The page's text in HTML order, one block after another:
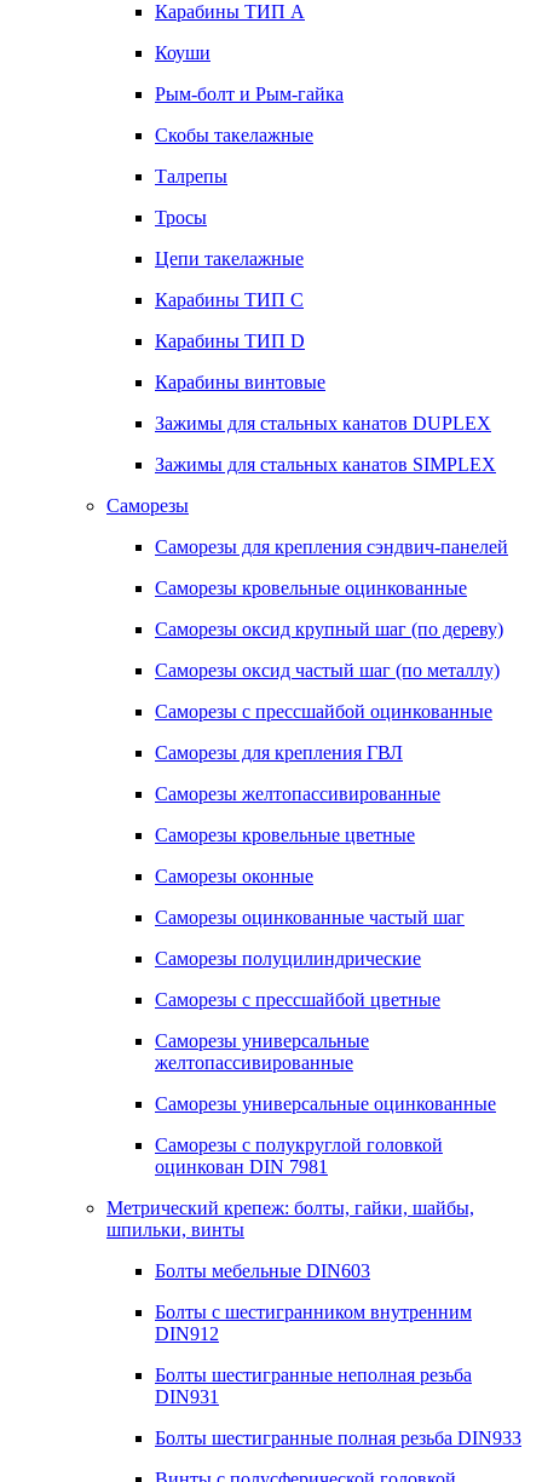
Карабины ТИП А
Коуши
Рым-болт и Рым-гайка
Скобы такелажные
Талрепы
Тросы
Цепи такелажные
Карабины ТИП C
Карабины ТИП D
Карабины винтовые
Зажимы для стальных канатов DUPLEX
Зажимы для стальных канатов SIMPLEX
Саморезы
Саморезы для крепления сэндвич-панелей
Саморезы кровельные оцинкованные
Саморезы оксид крупный шаг (по дереву)
Саморезы оксид частый шаг (по металлу)
Саморезы с прессшайбой оцинкованные
Саморезы для крепления ГВЛ
Саморезы желтопассивированные
Саморезы кровельные цветные
Саморезы оконные
Саморезы оцинкованные частый шаг
Саморезы полуцилиндрические
Саморезы с прессшайбой цветные
Саморезы универсальные
желтопассивированные
Саморезы универсальные оцинкованные
Саморезы с полукруглой головкой
оцинкован DIN 7981
Метрический крепеж: болты, гайки, шайбы,
шпильки, винты
Болты мебельные DIN603
Болты с шестигранником внутренним
DIN912
Болты шестигранные неполная резьба
DIN931
Болты шестигранные полная резьба DIN933